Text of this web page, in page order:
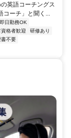
英語コーチングス
コーチ」と聞く...
即日勤務OK
資格者歓迎
研修あり
書不要